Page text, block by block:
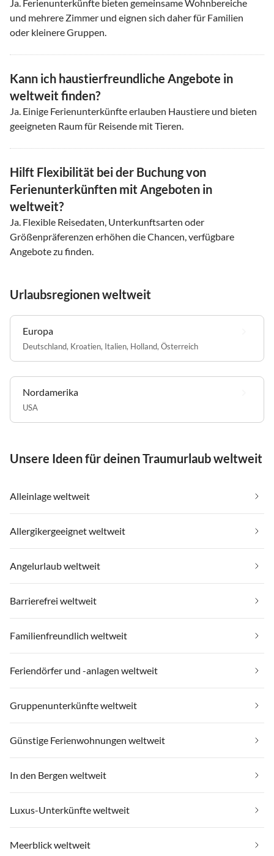
Ja. Ferienunterkünfte bieten gemeinsame Wohnbereiche
und mehrere Zimmer und eignen sich daher für Familien
oder kleinere Gruppen.
Kann ich haustierfreundliche Angebote in
weltweit finden?
Ja. Einige Ferienunterkünfte erlauben Haustiere und bieten
geeigneten Raum für Reisende mit Tieren.
Hilft Flexibilität bei der Buchung von
Ferienunterkünften mit Angeboten in
weltweit?
Ja. Flexible Reisedaten, Unterkunftsarten oder
Größenpräferenzen erhöhen die Chancen, verfügbare
Angebote zu finden.
Urlaubsregionen weltweit
Europa
Deutschland, Kroatien, Italien, Holland, Österreich
Nordamerika
USA
Unsere Ideen für deinen Traumurlaub weltweit
Alleinlage weltweit
Allergikergeeignet weltweit
Angelurlaub weltweit
Barrierefrei weltweit
Familienfreundlich weltweit
Feriendörfer und -anlagen weltweit
Gruppenunterkünfte weltweit
Günstige Ferienwohnungen weltweit
In den Bergen weltweit
Luxus-Unterkünfte weltweit
Meerblick weltweit